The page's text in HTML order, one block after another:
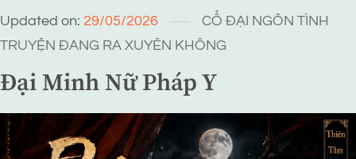
Updated on: 29/05/2026 CỔ ĐẠI NGÔN TÌNH
TRUYỆN ĐANG RA XUYÊN KHÔNG
Đại Minh Nữ Pháp Y